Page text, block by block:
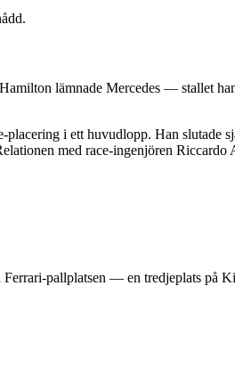
lämnade Mercedes — stallet
i ett huvudlopp. Han slutade
med race-ingenjören
pallplatsen — en tredjeplats på